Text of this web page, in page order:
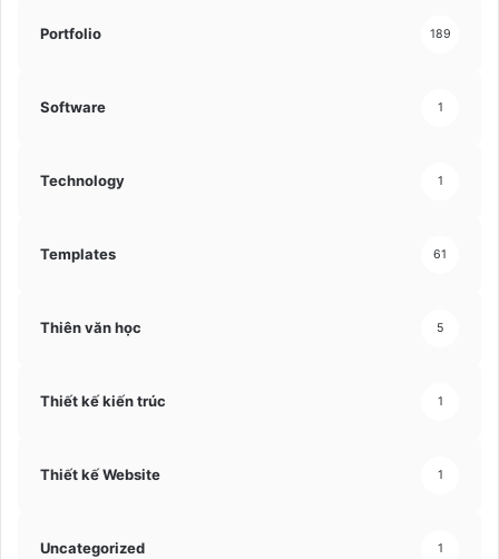
Portfolio 189
Software 1
Technology 1
Templates 61
Thiên văn học 5
Thiết kế kiến trúc 1
Thiết kế Website 1
Uncategorized 1